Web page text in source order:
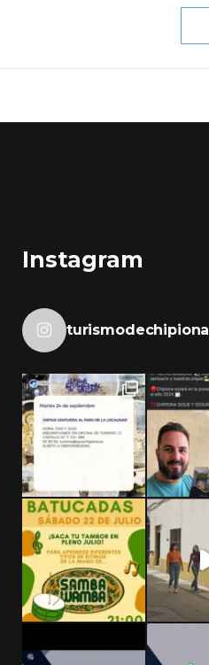
Instagram
turismodechipiona